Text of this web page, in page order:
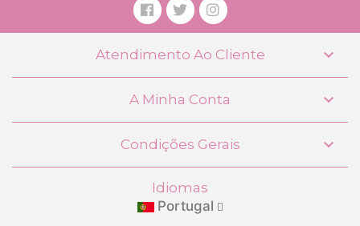
Atendimento Ao Cliente 
A Minha Conta 
Condições Gerais 
Idiomas
Portugal